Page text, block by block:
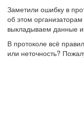
Заметили ошибку в
об этом
выкладываем данные
В протоколе всё
или неточность?